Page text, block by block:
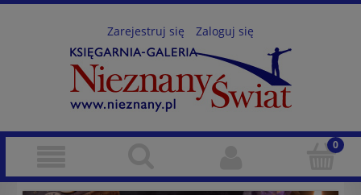
Zarejestruj się Zaloguj się